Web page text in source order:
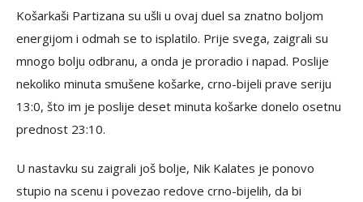
Košarkaši Partizana su ušli u ovaj duel sa znatno boljom
energijom i odmah se to isplatilo. Prije svega, zaigrali su
mnogo bolju odbranu, a onda je proradio i napad. Poslije
nekoliko minuta smušene košarke, crno-bijeli prave seriju
13:0, što im je poslije deset minuta košarke donelo osetnu
prednost 23:10.
U nastavku su zaigrali još bolje, Nik Kalates je ponovo
stupio na scenu i povezao redove crno-bijelih, da bi